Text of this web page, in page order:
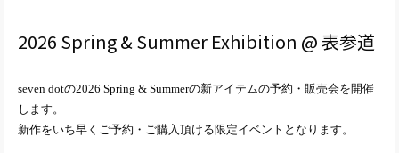
2026 Spring & Summer Exhibition @ 表参道
seven dotの2026 Spring & Summerの新アイテムの予約・販売会を開催
します。
新作をいち早くご予約・ご購入頂ける限定イベントとなります。